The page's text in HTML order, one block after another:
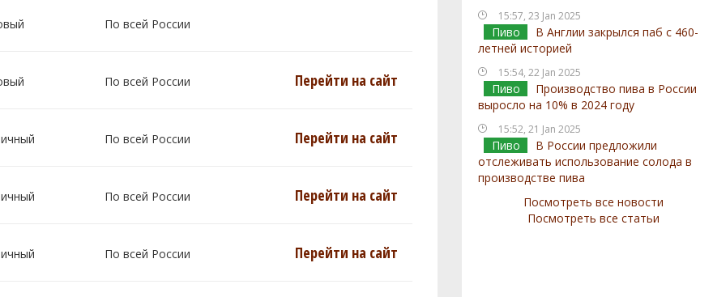
15:57, 23 Jan 2025
Пиво
В Англии закрылся паб с 460-
летней историей
15:54, 22 Jan 2025
Пиво
Производство пива в России
выросло на 10% в 2024 году
15:52, 21 Jan 2025
Пиво
В России предложили
отслеживать использование солода в
производстве пива
Посмотреть все новости
Посмотреть все статьи
По всей России
По всей России Перейти на сайт
По всей России Перейти на сайт
По всей России Перейти на сайт
По всей России Перейти на сайт